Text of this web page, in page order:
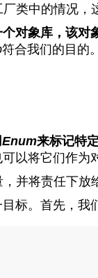
类中的情况，
对象库，该对
符合我们的目的
Enum来标记特
以将它们作
，并将责任下放
标。首先，我